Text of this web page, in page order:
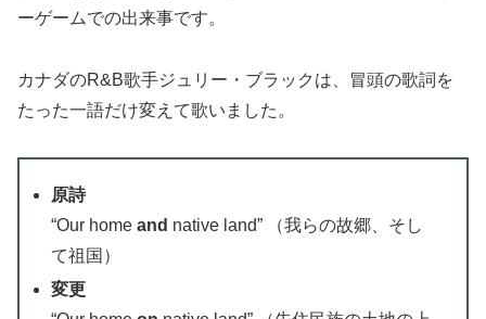
ーゲームでの出来事です。
カナダのR&B歌手ジュリー・ブラックは、冒頭の歌詞を
たった一語だけ変えて歌いました。
原詩
“Our homeand native land” （我らの故郷、そし
て祖国）
変更